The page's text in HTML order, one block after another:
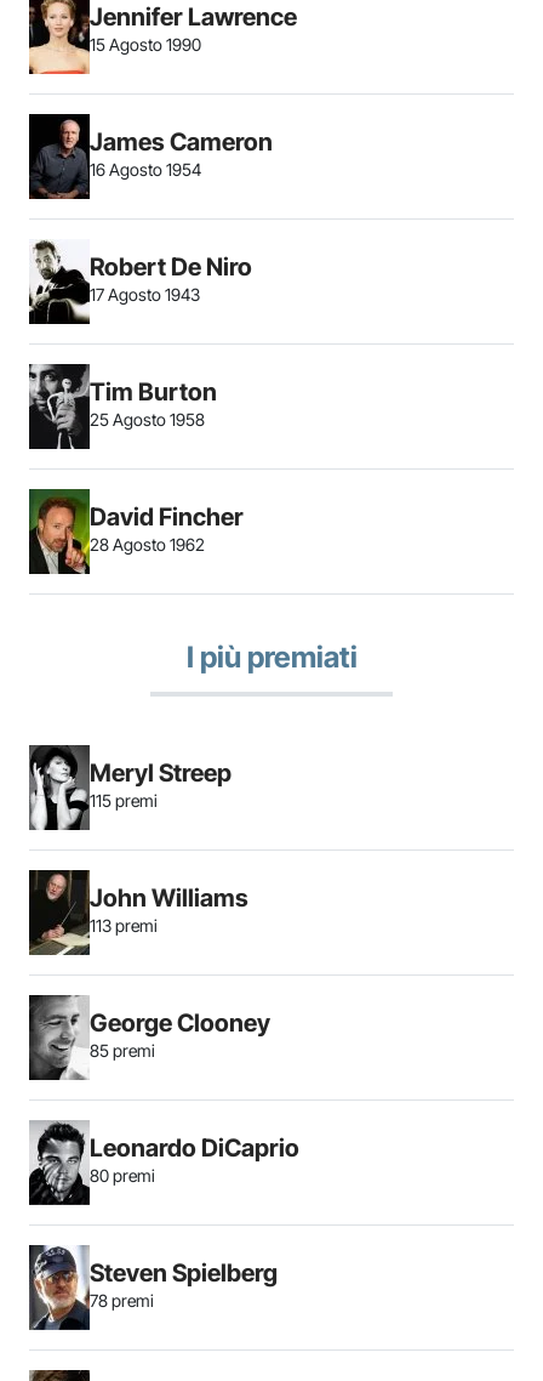
Jennifer Lawrence
15 Agosto 1990
James Cameron
16 Agosto 1954
Robert De Niro
17 Agosto 1943
Tim Burton
25 Agosto 1958
David Fincher
28 Agosto 1962
I più premiati
Meryl Streep
115 premi
John Williams
113 premi
George Clooney
85 premi
Leonardo DiCaprio
80 premi
Steven Spielberg
78 premi